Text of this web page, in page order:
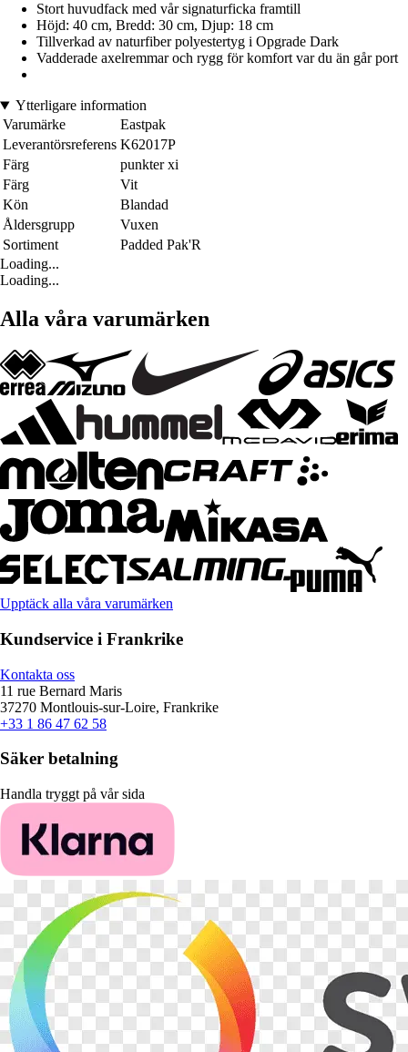
Stort huvudfack med vår signaturficka framtill
Höjd: 40 cm, Bredd: 30 cm, Djup: 18 cm
Tillverkad av naturfiber polyestertyg i Opgrade Dark
Vadderade axelremmar och rygg för komfort var du än går port
Ytterligare information
Varumärke
Eastpak
Leverantörsreferens K62017P
Färg
punkter xi
Färg
Vit
Kön
Blandad
Åldersgrupp
Vuxen
Sortiment
Padded Pak'R
Loading...
Loading...
Alla våra varumärken
Upptäck alla våra varumärken
Kundservice i Frankrike
Kontakta oss
11 rue Bernard Maris
37270 Montlouis-sur-Loire, Frankrike
+33 1 86 47 62 58
Säker betalning
Handla tryggt på vår sida